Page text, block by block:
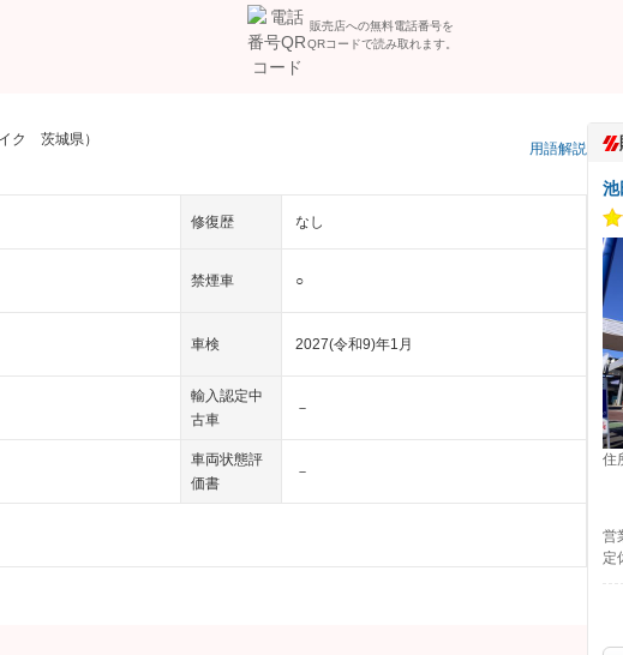
販売店への無料電話番号を
QRコードで読み取れます。
ク 茨城県）
用語解説
修復歴 なし
禁煙車 ○
車検 2027(令和9)年1月
輸入認定中
古車
－
車両状態評
価書
－
住
営
定